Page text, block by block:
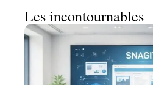
Les incontournables